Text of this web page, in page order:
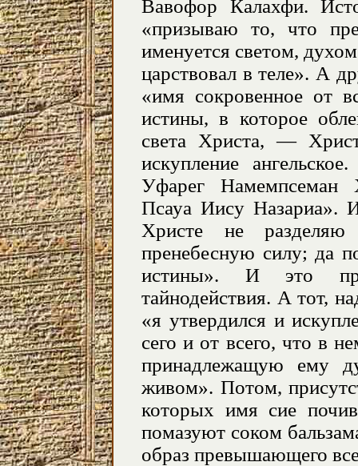
Вавофор Калахфи.
«призываю то, что
именуется светом,
царствовал в теле». А
«имя сокровенное от
истины, в которое
света Христа, —
искупление
Уфарег Намемпсеман
Псауа Иису Назариа».
Христе не
пренебесную силу; да
истины». И это
тайнодействия. А тот,
«я утвердился и
сего и от всего, что в
принадлежащую ему
живом». Потом,
которых имя сие
помазуют соком
образ превышающего